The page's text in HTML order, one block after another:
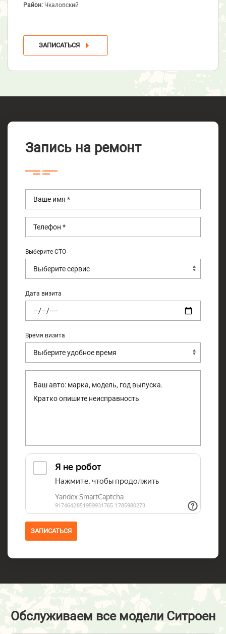
Район: Чкаловский
ЗАПИСАТЬСЯ
Запись на ремонт
Выберите СТО
Дата визита
Время визита
ЗАПИСАТЬСЯ
Обслуживаем все модели Ситроен